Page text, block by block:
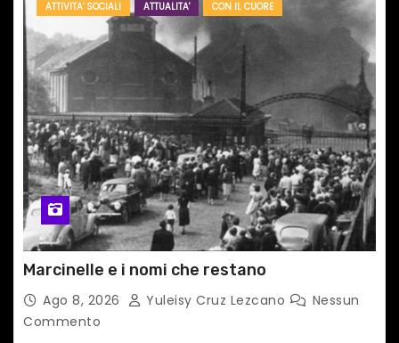
ATTIVITA' SOCIALI ATTUALITA' CON IL CUORE
Marcinelle e i nomi che restano
Ago 8, 2026 Yuleisy Cruz Lezcano
Nessun
Commento